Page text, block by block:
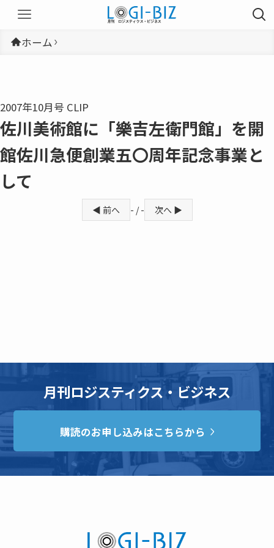
ホーム
2007年10月号 CLIP
佐川美術館に「樂吉左衛門館」を開
館佐川急便創業五〇周年記念事業と
して
◀ 前へ - / - 次へ ▶
月刊ロジスティクス・ビジネス
購読のお申し込みはこちらから